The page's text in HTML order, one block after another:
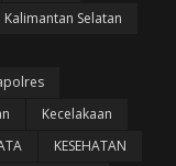
Kalimantan Selatan
Kecelakaan
KESEHATAN